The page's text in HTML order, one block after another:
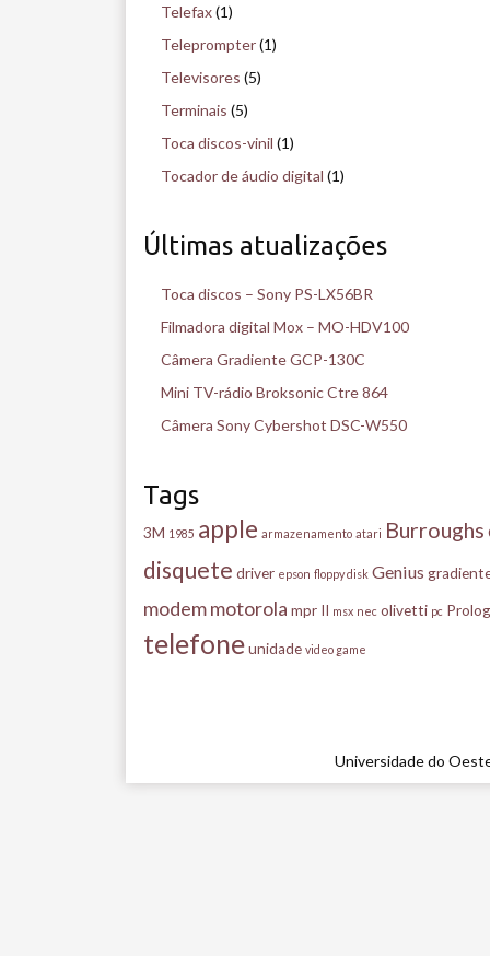
Telefax(1)
Teleprompter(1)
Televisores (5)
Terminais (5)
Toca discos-vinil (1)
Tocador de áudio digital (1)
Últimas atualizações
Toca discos – Sony PS-LX56BR
Filmadora digital Mox – MO-HDV100
Câmera Gradiente GCP-130C
Mini TV-rádio Broksonic Ctre 864
Câmera Sony Cybershot DSC-W550
Tags
3M 1985 apple armazenamento atari Burroughs
disquete driver epson floppy disk Genius
modemmotorola mpr II msx nec olivetti pc
telefoneunidade video game
Universidade do